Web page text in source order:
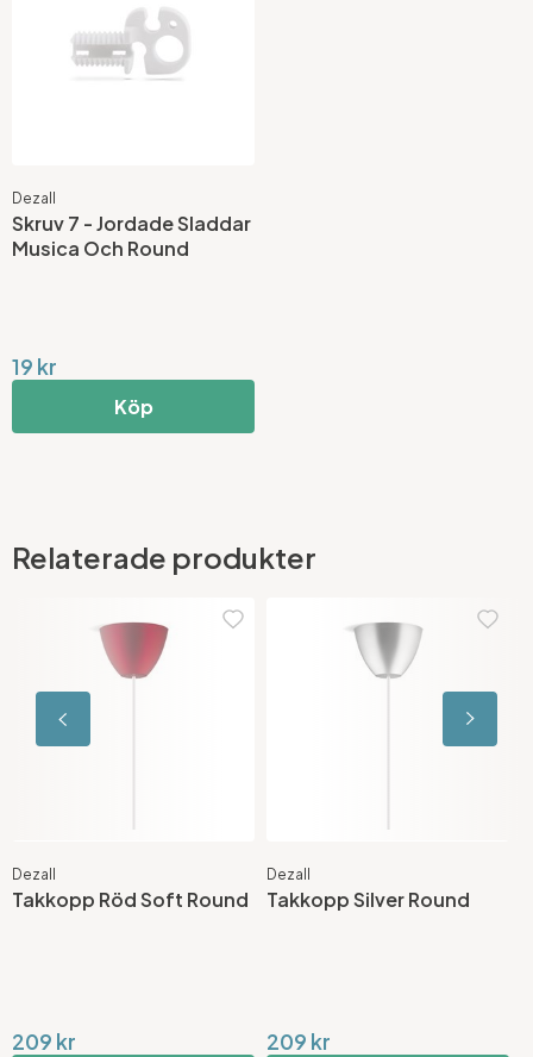
Dezall
Skruv 7 - Jordade Sladdar
Musica Och Round
19 kr
Köp
Relaterade produkter
Dezall
Takkopp Röd Soft Round
209 kr
Dezall
Takkopp Silver Round
209 kr